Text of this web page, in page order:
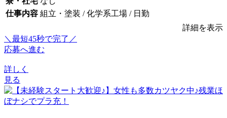
仕事内容 組立・塗装 / 化学系工場 / 日勤
詳細を表示
＼最短45秒で完了／
応募へ進む
詳しく
見る